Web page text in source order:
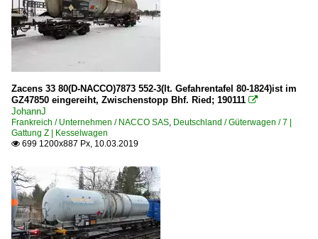
Zacens 33 80(D-NACCO)7873 552-3(lt. Gefahrentafel 80-1824)ist im
GZ47850 eingereiht, Zwischenstopp Bhf. Ried; 190111 
JohannJ
Frankreich / Unternehmen / NACCO SAS, Deutschland / Güterwagen / 7 |
Gattung Z | Kesselwagen
 699 1200x887 Px, 10.03.2019